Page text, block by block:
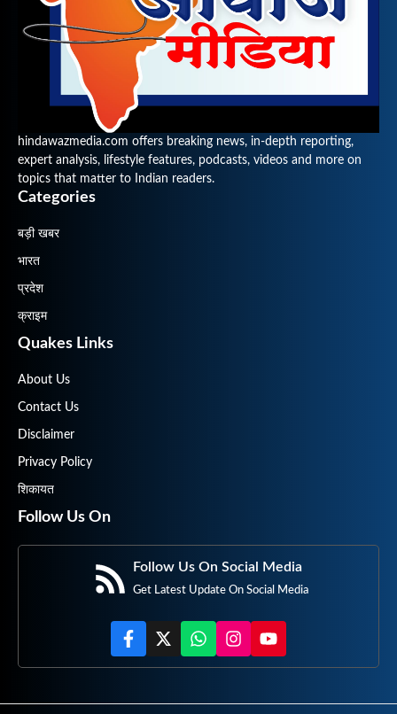
hindawazmedia.com offers breaking news, in-depth reporting,
expert analysis, lifestyle features, podcasts, videos and more on
topics that matter to Indian readers.
Categories
बड़ी खबर
भारत
प्रदेश
क्राइम
Quakes Links
About Us
Contact Us
Disclaimer
Privacy Policy
शिकायत
Follow Us On
Follow Us On Social Media
Get Latest Update On Social Media